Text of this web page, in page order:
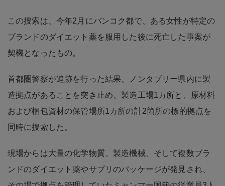
この捜索は、今年2月にバンコク都で、ある女性が特定の
ブランドのダイエット薬を服用した後に死亡した事案が
契機となったもの。
首都圏警察が追跡を行った結果、ノンタブリー県内に製
造拠点があることを突き止め、製造工場1カ所と、原材料
および梱包資材の保管場所1カ所の計2箇所の標的拠点を
同時に捜索した。
現場からは大量の化学物質、製造機械、そして複数ブラ
ンドのダイエット薬やサプリのパッケージが発見され、